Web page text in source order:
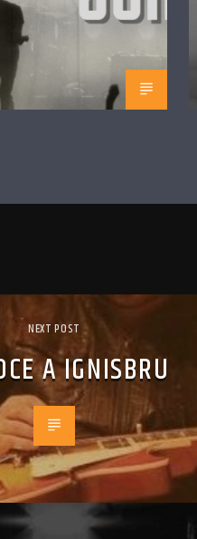
NEXT POST
A IGNISBRU